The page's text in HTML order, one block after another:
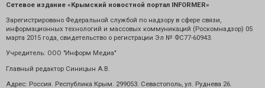
Сетевое издание «Крымский новостной портал INFORMER»
Зарегистрировано Федеральной службой по надзору в сфере связи,
информационных технологий и массовых коммуникаций (Роскомнадзор) 05
марта 2015 года, свидетельство о регистрации Эл № ФС77-60943.
Учредитель: ООО "Информ Медиа"
Главный редактор Синицын А.В.
Адрес: Россия. Республика Крым. 299053. Севастополь, ул. Руднева 26.